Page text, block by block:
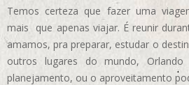
Temos certeza que fazer uma
mais que apenas viajar. É reunir
amamos, pra preparar, estudar o
outros lugares do mundo,
planejamento, ou o aproveitamento